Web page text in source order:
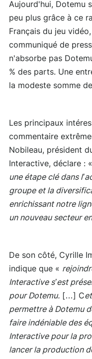
Aujourd'hui, Dotemu
peu plus grâce à ce
Français du jeu
communiqué de
n'absorbe pas
% des parts. Une
la modeste somme
Les principaux
commentaire
Nobileau, président
Interactive, déclare : «
une étape clé dans
groupe et la
enrichissant notre
un nouveau secteur
De son côté, Cyrille
indique que «
Interactive s’est
pour Dotemu. […] C
permettre à Dotemu
faire indéniable des
Interactive pour la
lancer la production